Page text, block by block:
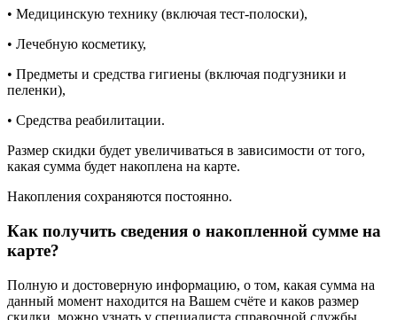
• Медицинскую технику (включая тест-полоски),
• Лечебную косметику,
• Предметы и средства гигиены (включая подгузники и
пеленки),
• Средства реабилитации.
Размер скидки будет увеличиваться в зависимости от того,
какая сумма будет накоплена на карте.
Накопления сохраняются постоянно.
Как получить сведения о накопленной сумме на
карте?
Полную и достоверную информацию, о том, какая сумма на
данный момент находится на Вашем счёте и каков размер
скидки, можно узнать у специалиста справочной службы,